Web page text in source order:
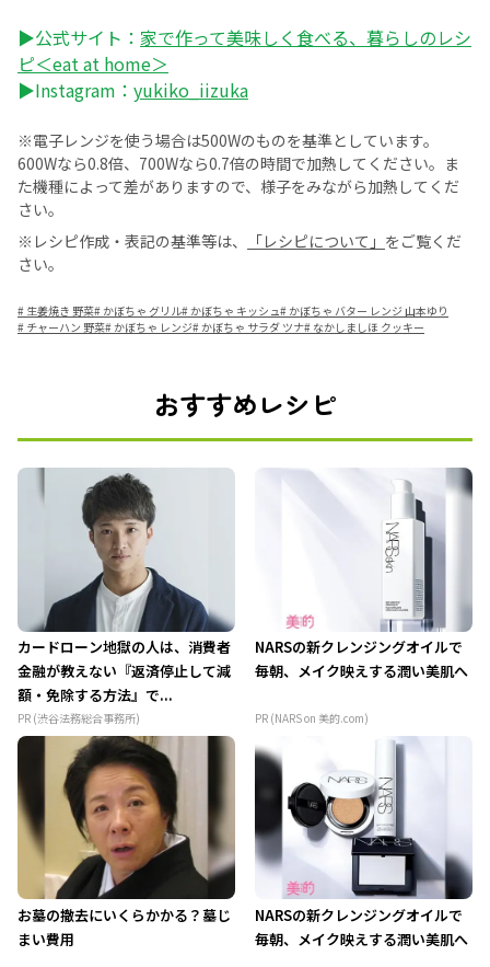
▶公式サイト： 家で作って美味しく食べる、暮らしのレシ
ピ＜eat at home＞
▶Instagram： yukiko_iizuka
※電子レンジを使う場合は500Wのものを基準としています。
600Wなら0.8倍、700Wなら0.7倍の時間で加熱してください。ま
た機種によって差がありますので、様子をみながら加熱してくだ
さい。
※レシピ作成・表記の基準等は、
「レシピについて」 をご覧くだ
さい。
# 生姜焼き 野菜# かぼちゃ グリル# かぼちゃ キッシュ# かぼちゃ バター レンジ 山本ゆり
# チャーハン 野菜# かぼちゃ レンジ# かぼちゃ サラダ ツナ# なかしましほ クッキー
おすすめレシピ
カードローン地獄の人は、消費者
金融が教えない『返済停止して減
額・免除する方法』で...
PR (渋谷法務総合事務所)
NARSの新クレンジングオイルで
毎朝、メイク映えする潤い美肌へ
PR (NARS on 美的.com)
お墓の撤去にいくらかかる？墓じ
まい費用
NARSの新クレンジングオイルで
毎朝、メイク映えする潤い美肌へ